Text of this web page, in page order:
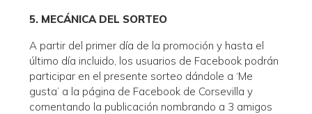
5. MECÁNICA DEL SORTEO
A partir del primer día de la promoción y hasta el
último día incluido, los usuarios de Facebook podrán
participar en el presente sorteo dándole a ‘Me
gusta’ a la página de Facebook de Corsevilla y
comentando la publicación nombrando a 3 amigos